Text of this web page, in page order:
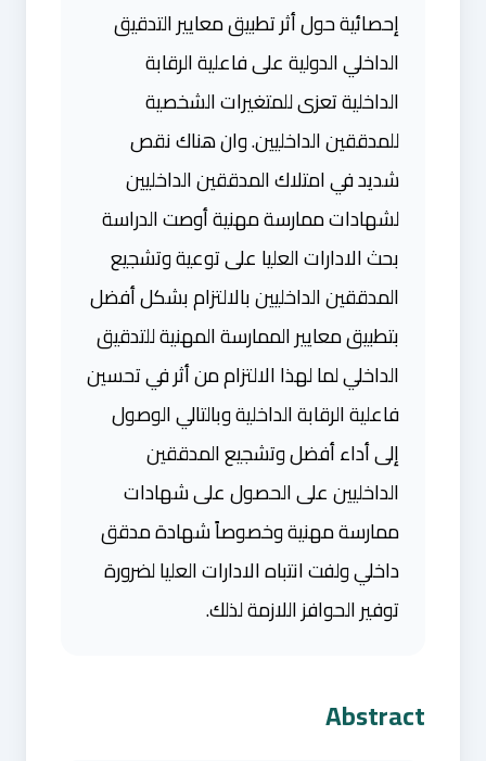
إحصائية حول أثر تطبيق معايير التدقيق
الداخلي الدولية على فاعلية الرقابة
الداخلية تعزى للمتغيرات الشخصية
للمدققين الداخليين. وان هناك نقص
شديد في امتلاك المدققين الداخليين
لشهادات ممارسة مهنية أوصت الدراسة
بحث الادارات العليا على توعية وتشجيع
المدققين الداخليين بالالتزام بشكل أفضل
بتطبيق معايير الممارسة المهنية للتدقيق
الداخلي لما لهذا الالتزام من أثر في تحسين
فاعلية الرقابة الداخلية وبالتالي الوصول
إلى أداء أفضل وتشجيع المدققين
الداخليين على الحصول على شهادات
ممارسة مهنية وخصوصاً شهادة مدقق
داخلي ولفت انتباه الادارات العليا لضرورة
توفير الحوافز اللازمة لذلك.
Abstract